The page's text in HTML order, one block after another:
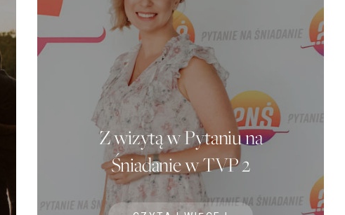
Z wizytą w Pytaniu na
Śniadanie w TVP 2